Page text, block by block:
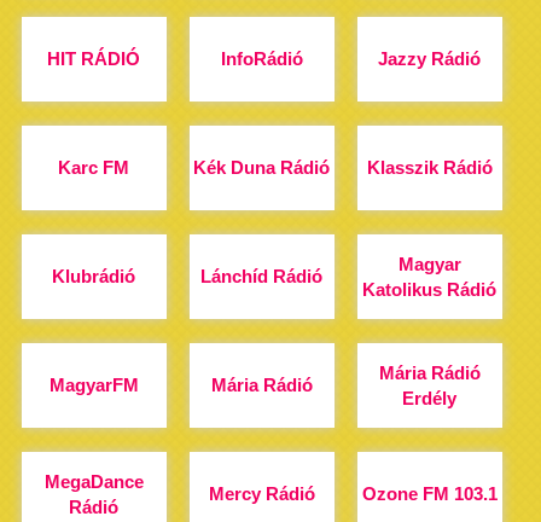
HIT RÁDIÓ InfoRádió Jazzy Rádió
Karc FM Kék Duna Rádió Klasszik Rádió
Klubrádió Lánchíd Rádió
Magyar
Katolikus Rádió
MagyarFM Mária Rádió
Mária Rádió
Erdély
MegaDance
Rádió
Mercy Rádió Ozone FM 103.1